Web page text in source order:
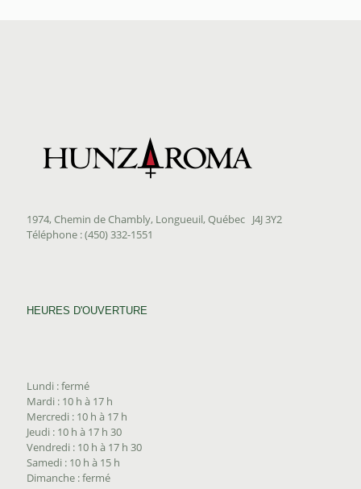
1974, Chemin de Chambly, Longueuil, Québec J4J 3Y2
Téléphone : (450) 332-1551
HEURES D'OUVERTURE
Lundi : fermé
Mardi : 10 h à 17 h
Mercredi : 10 h à 17 h
Jeudi : 10 h à 17 h 30
Vendredi : 10 h à 17 h 30
Samedi : 10 h à 15 h
Dimanche : fermé